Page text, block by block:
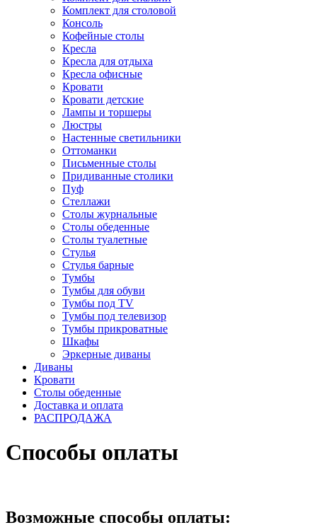
Комплект для столовой
Консоль
Кофейные столы
Кресла
Кресла для отдыха
Кресла офисные
Кровати
Кровати детские
Лампы и торшеры
Люстры
Настенные светильники
Оттоманки
Письменные столы
Придиванные столики
Пуф
Стеллажи
Столы журнальные
Столы обеденные
Столы туалетные
Стулья
Стулья барные
Тумбы
Тумбы для обуви
Тумбы под TV
Тумбы под телевизор
Тумбы прикроватные
Шкафы
Эркерные диваны
Диваны
Кровати
Столы обеденные
Доставка и оплата
РАСПРОДАЖА
Способы оплаты
Возможные способы оплаты: